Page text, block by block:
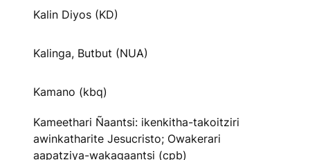
Kalin Diyos (KD)
Kalinga, Butbut (NUA)
Kamano (kbq)
Kameethari Ñaantsi: ikenkitha-takoitziri
awinkatharite Jesucristo; Owakerari
aapatziya-wakagaantsi (cpb)